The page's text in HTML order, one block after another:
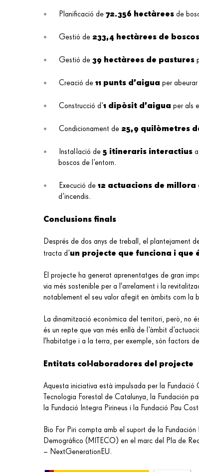
Planificació de 72.356 hectàrees de
Gestió de 233,4 hectàrees de boscos
Gestió de 39 hectàrees de pastures
Creació de 11 punts d’aigua per abeurar
Construcció d’1 dipòsit d’aigua per als
Condicionament de 25,9 quilòmetres
Instal·lació de 5 itineraris interactius
boscos de l’entorn.
Execució de 12 actuacions de
d’incendis.
Conclusions finals
Després de dos anys de treball, el plantejament
tracta d’un projecte que funciona i
El projecte ha generat aprenentatges de gran
via més sostenible per a l'arrelament i la
notablement el seu valor afegit en àmbits com la
La dinamització econòmica del territori, però, no
és un repte que van més enllà de l’àmbit
l'habitatge i a la terra, per exemple, són factors
Entitats col·laboradores del projecte
Aquesta iniciativa està impulsada per la
Tecnologia Forestal de Catalunya, la Fundación
la Fundació Integra Pirineus i la Fundació Pau
Bio For Piri compta amb el suport de la
Demográfico (MITECO) en el marc del Pla de
– NextGenerationEU.